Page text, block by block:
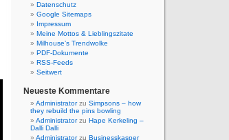
Datenschutz
Google Sitemaps
Impressum
Meine Mottos & Lieblingszitate
Milhouse’s Trendwolke
PDF-Dokumente
RSS-Feeds
Seitwert
Neueste Kommentare
Administratorzu Simpsons – how
they rebuild the pins bowling
Administratorzu Hape Kerkeling –
Dalli Dalli
Administratorzu Businesskasper